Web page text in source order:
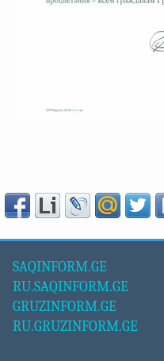
SAQINFORM.GE
RU.SAQINFORM.GE
GRUZINFORM.GE
RU.GRUZINFORM.GE